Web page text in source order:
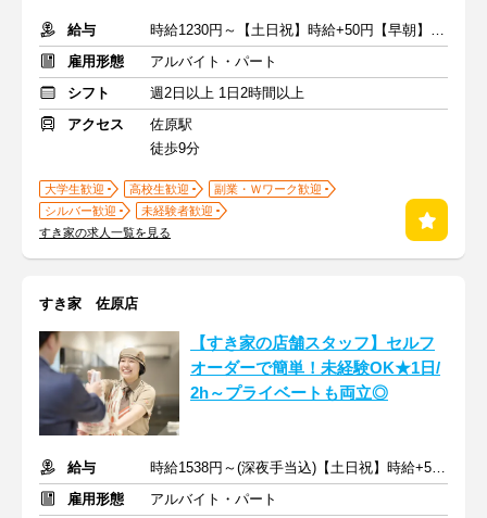
給与
時給1230円～【土日祝】時給+50円【早朝】時給+150円
雇用形態
アルバイト・パート
シフト
週2日以上 1日2時間以上
アクセス
佐原駅
徒歩9分
大学生歓迎 高校生歓迎
副業・Ｗワーク歓迎
シルバー歓迎
未経験者歓迎
すき家の求人一覧を見る
すき家 佐原店
【すき家の店舗スタッフ】セルフ
オーダーで簡単！未経験OK★1日/
2h～プライベートも両立◎
給与
時給1538円～(深夜手当込)【土日祝】時給+50円 ※交通費支給
雇用形態
アルバイト・パート